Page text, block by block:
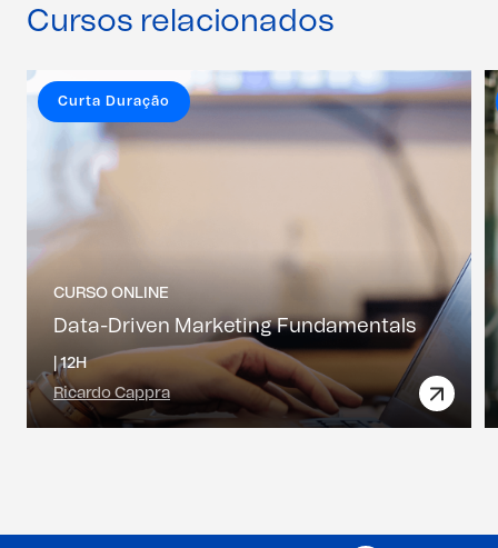
Cursos relacionados
CURSO ONLINE
Data-Driven Marketing Fundamentals
|12H
Ricardo Cappra
Curta Duração